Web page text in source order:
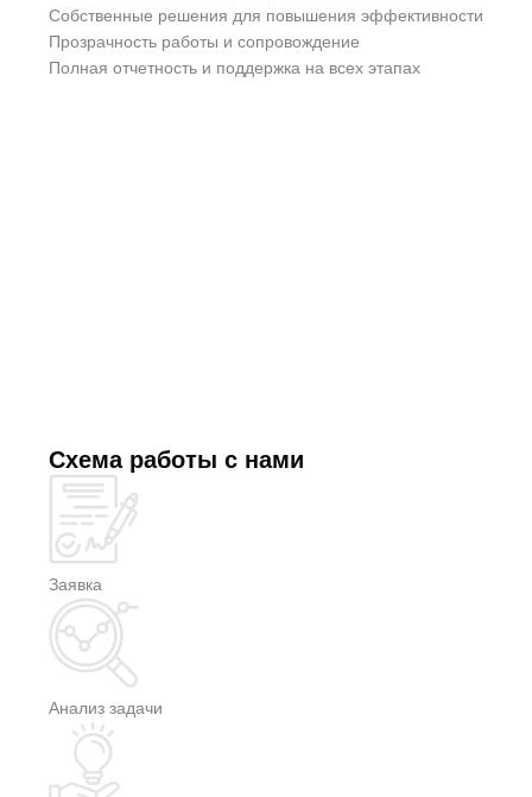
Собственные решения для повышения эффективности
Прозрачность работы и сопровождение
Полная отчетность и поддержка на всех этапах
Схема работы с нами
Заявка
Анализ задачи